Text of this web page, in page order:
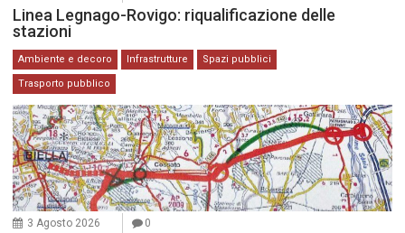
Linea Legnago-Rovigo: riqualificazione delle
stazioni
Ambiente e decoro Infrastrutture Spazi pubblici
Trasporto pubblico
3 Agosto 2026 0